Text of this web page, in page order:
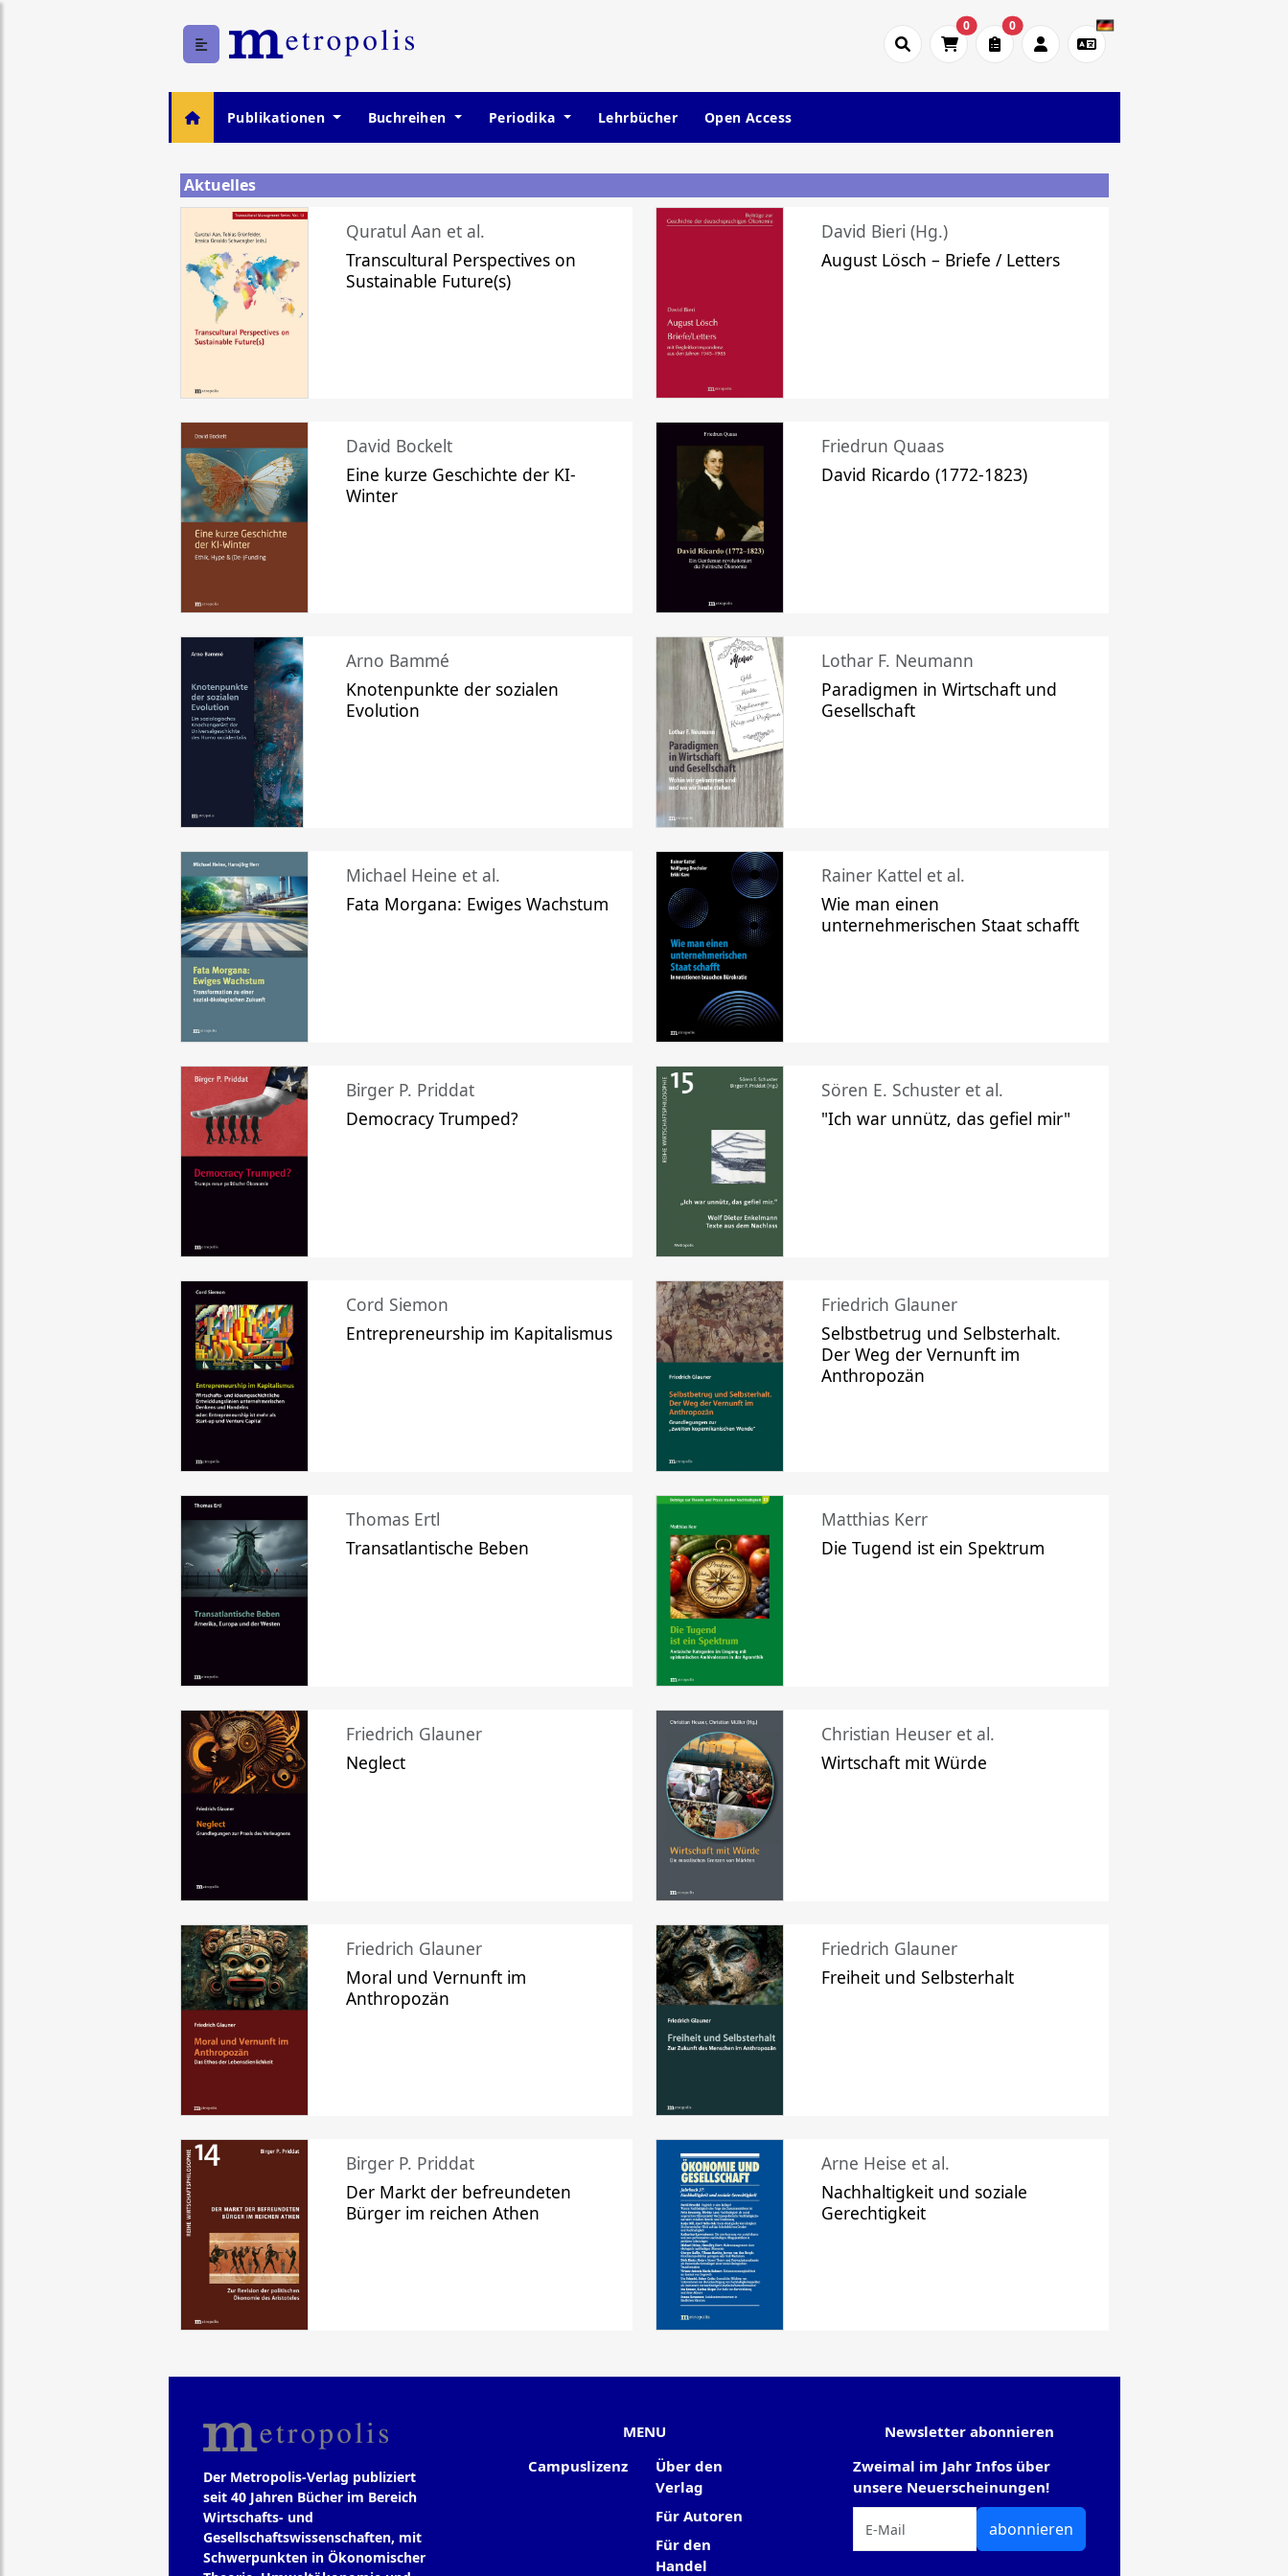
0 0
Publikationen Buchreihen Periodika Lehrbücher Open Access
Aktuelles
Quratul Aan et al.
Transcultural Perspectives on
Sustainable Future(s)
David Bieri (Hg.)
August Lösch – Briefe / Letters
David Bockelt
Eine kurze Geschichte der KI-
Winter
Friedrun Quaas
David Ricardo (1772-1823)
Arno Bammé
Knotenpunkte der sozialen
Evolution
Lothar F. Neumann
Paradigmen in Wirtschaft und
Gesellschaft
Michael Heine et al.
Fata Morgana: Ewiges Wachstum
Rainer Kattel et al.
Wie man einen
unternehmerischen Staat schafft
Birger P. Priddat
Democracy Trumped?
Sören E. Schuster et al.
"Ich war unnütz, das gefiel mir"
Cord Siemon
Entrepreneurship im Kapitalismus
Friedrich Glauner
Selbstbetrug und Selbsterhalt.
Der Weg der Vernunft im
Anthropozän
Thomas Ertl
Transatlantische Beben
Matthias Kerr
Die Tugend ist ein Spektrum
Friedrich Glauner
Neglect
Christian Heuser et al.
Wirtschaft mit Würde
Friedrich Glauner
Moral und Vernunft im
Anthropozän
Friedrich Glauner
Freiheit und Selbsterhalt
Birger P. Priddat
Der Markt der befreundeten
Bürger im reichen Athen
Arne Heise et al.
Nachhaltigkeit und soziale
Gerechtigkeit
Der Metropolis-Verlag publiziert
seit 40 Jahren Bücher im Bereich
Wirtschafts- und
Gesellschaftswissenschaften, mit
Schwerpunkten in Ökonomischer
MENU
Campuslizenz
Über den
Verlag
Für Autoren
Für den
Handel
Newsletter abonnieren
Zweimal im Jahr Infos über
unsere Neuerscheinungen!
abonnieren